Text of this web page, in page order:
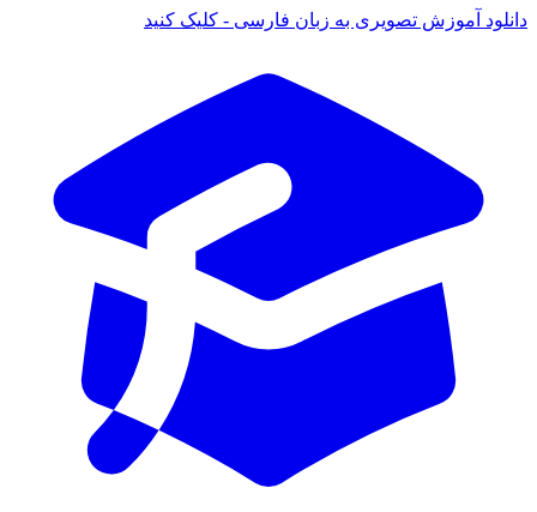
دانلود آموزش تصویری به زبان فارسی - کلیک کنید